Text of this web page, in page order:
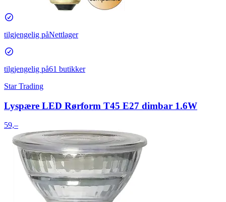
tilgjengelig påNettlager
tilgjengelig på61 butikker
Star Trading
Lyspære LED Rørform T45 E27 dimbar 1.6W
59,–